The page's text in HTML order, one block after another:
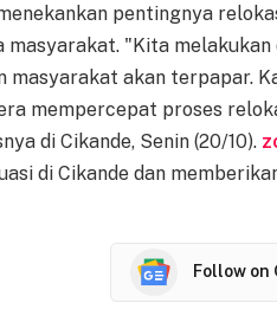
pentingnya
masyarakat. "Kita
masyarakat akan terpapar.
mempercepat proses
di Cikande, Senin (20/10).
di Cikande dan
Follow on